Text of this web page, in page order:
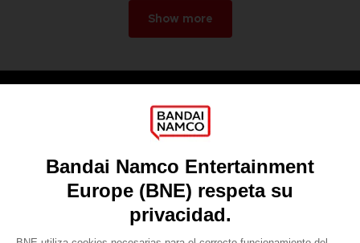
Show more
About
Recruitment
DO YOU HAVE A QUESTION?